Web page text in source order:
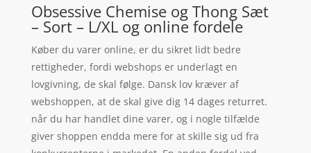
Obsessive Chemise og Thong Sæt
– Sort – L/XL og online fordele
Køber du varer online, er du sikret lidt bedre
rettigheder, fordi webshops er underlagt en
lovgivning, de skal følge. Dansk lov kræver af
webshoppen, at de skal give dig 14 dages returret.
når du har handlet dine varer, og i nogle tilfælde
giver shoppen endda mere for at skille sig ud fra